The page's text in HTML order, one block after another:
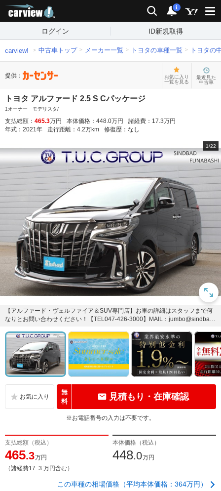
検索 通知
i
ログイン ID新規取得
carview! 中古車トップ メーカー一覧 トヨタの車種一覧 トヨタの
提供：
お気に入り
一覧を見る
最近見た
中古車
トヨタ アルファード 2.5 S Cパッケージ
1オーナー モデリスタ/
支払総額： 465.3万円 本体価格： 448.0万円 諸経費： 17.3万円
年式： 2021年 走行距離： 4.2万km 修復歴： なし
1/22
【アルファード・ヴェルファイア＆SUV専門店】お車の詳細はスタッフまで何
なりとお問い合わせください！【TEL047-426-3000】MAIL：jumbo@sindba
無
料
見積もり・在庫確認
※お電話番号の入力は不要です。
支払総額（税込）
465.3万円
（諸経費17 .3 万円含む）
本体価格（税込）
448.0万円
この車種の相場価格（平均本体価格：364万円）